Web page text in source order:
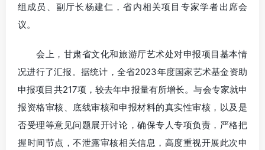
组成员、副厅长杨建仁，省内相关项目专家学者出席会
议。
会上，甘肃省文化和旅游厅艺术处对申报项目基本情
况进行了汇报。据统计，全省2023年度国家艺术基金资助
申报项目共217项，较去年申报量有所增长。与会专家就申
报资格审核、底线审核和申报材料的真实性审核，以及是
否受理等意见问题展开讨论，确保专人专项负责，严格把
握时间节点，不泄露审核相关信息，高度重视开展此次申